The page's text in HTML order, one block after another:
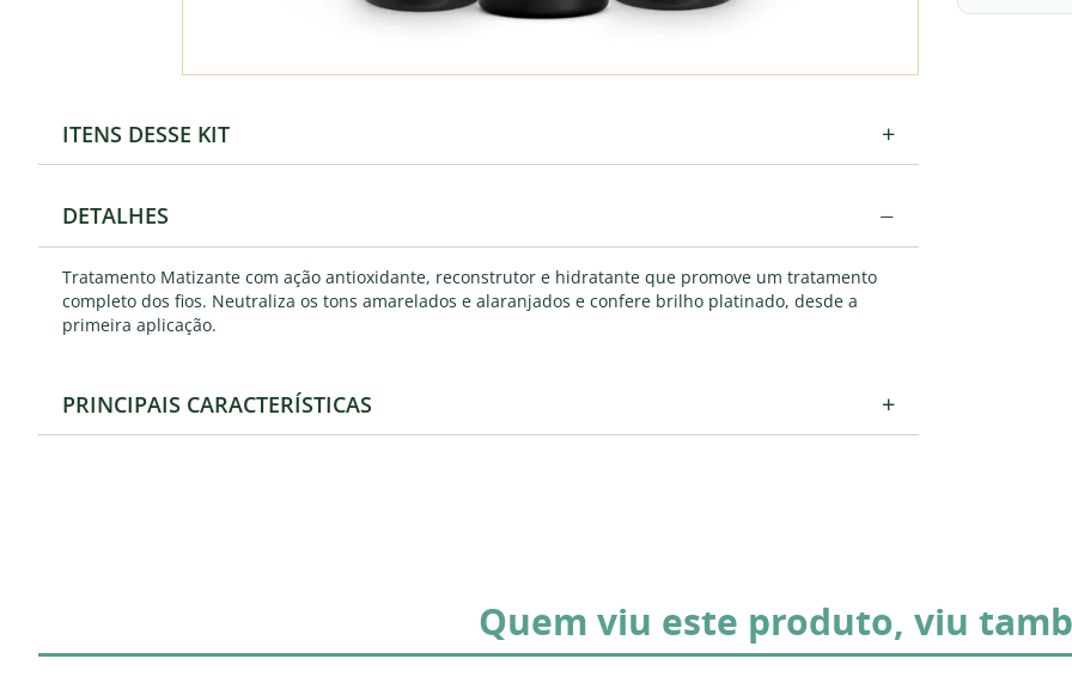
ITENS DESSE KIT +
DETALHES −
Tratamento Matizante com ação antioxidante, reconstrutor e hidratante que promove um tratamento
completo dos fios. Neutraliza os tons amarelados e alaranjados e confere brilho platinado, desde a
primeira aplicação.
PRINCIPAIS CARACTERÍSTICAS +
Quem viu este produto, viu